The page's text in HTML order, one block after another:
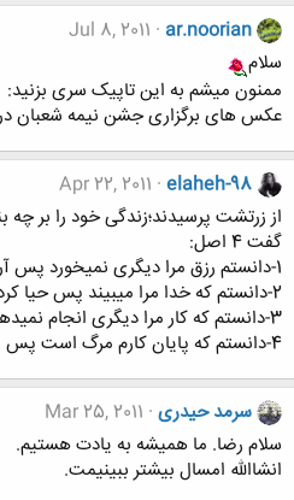
ar.noorian
Jul 8, 2011
سلام
ممنون میشم به این تاپیک سری بزنید:
عکس های برگزاری جشن نیمه شعبان
elaheh-98
Apr 22, 2011
از زرتشت پرسیدند؛زندگی خود را بر چه
گفت 4 اصل:
1-دانستم رزق مرا دیگری نمیخورد پس آرام شدم
2-دانستم که خدا مرا میبیند پس حیا کردم
3-دانستم که کار مرا دیگری انجام نمیدهد پس تلاش کردم
4-دانستم که پایان کارم مرگ است پس مهیا شدم.
سرمد حیدری Mar 25, 2011
سلام رضا. ما همیشه به یادت هستیم.
انشاالله امسال بیشتر ببینیمت.